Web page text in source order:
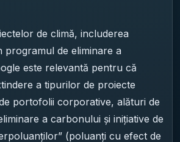
de climă, includerea
programul de eliminare a
este relevantă pentru că
a tipurilor de proiecte
portofolii corporative, alături de
a carbonului și inițiative de
(poluanți cu efect de